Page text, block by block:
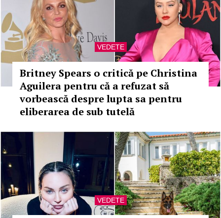
VEDETE
Britney Spears o critică pe Christina
Aguilera pentru că a refuzat să
vorbească despre lupta sa pentru
eliberarea de sub tutelă
VEDETE